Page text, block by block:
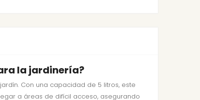
la jardinería?
Con una capacidad de 5 litros, este
a áreas de difícil acceso, asegurando